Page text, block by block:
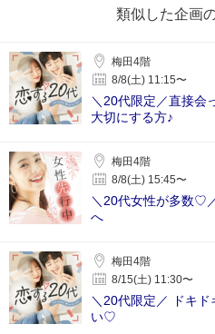
類似した企画
梅田4階
8/8(土) 11:15〜
＼20代限定／直接会
大切にする方♪
梅田4階
8/8(土) 15:45〜
＼20代女性が多数♡
へ
梅田4階
8/15(土) 11:30〜
＼20代限定／ ドキ
い♡